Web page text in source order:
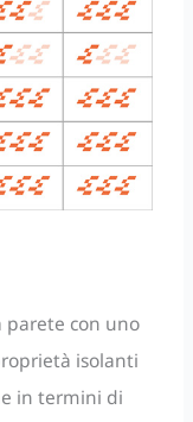
parete con uno
isolanti
in termini di